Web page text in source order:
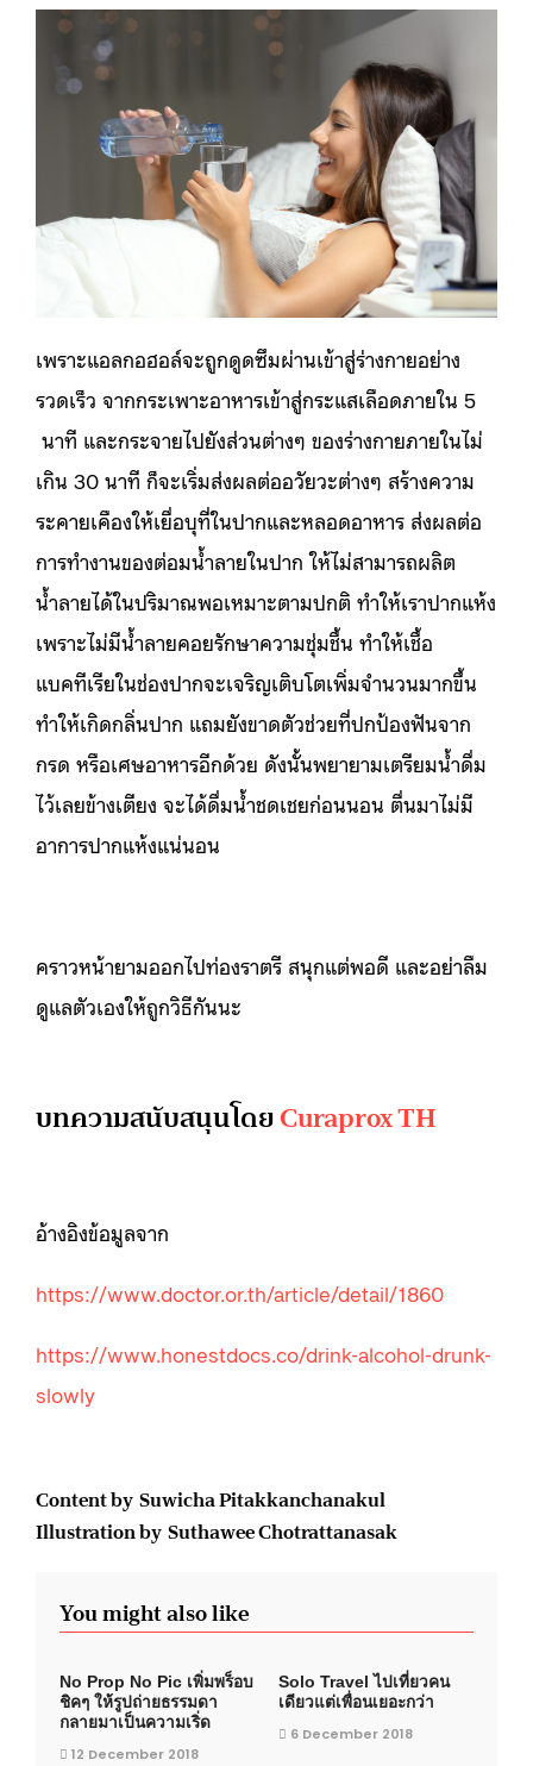
เพราะแอลกอฮอล์จะถูกดูดซึมผ่านเข้าสู่ร่างกายอย่าง
รวดเร็ว จากกระเพาะอาหารเข้าสู่กระแสเลือดภายใน 5
นาที และกระจายไปยังส่วนต่างๆ ของร่างกายภายในไม่
เกิน 30 นาที ก็จะเริ่มส่งผลต่ออวัยวะต่างๆ สร้างความ
ระคายเคืองให้เยื่อบุที่ในปากและหลอดอาหาร ส่งผลต่อ
การทำงานของต่อมน้ำลายในปาก ให้ไม่สามารถผลิต
น้ำลายได้ในปริมาณพอเหมาะตามปกติ ทำให้เราปากแห้ง
เพราะไม่มีน้ำลายคอยรักษาความชุ่มชื้น ทำให้เชื้อ
แบคทีเรียในช่องปากจะเจริญเติบโตเพิ่มจำนวนมากขึ้น
ทำให้เกิดกลิ่นปาก แถมยังขาดตัวช่วยที่ปกป้องฟันจาก
กรด หรือเศษอาหารอีกด้วย ดังนั้นพยายามเตรียมน้ำดื่ม
ไว้เลยข้างเตียง จะได้ดื่มน้ำชดเชยก่อนนอน ตื่นมาไม่มี
อาการปากแห้งแน่นอน
คราวหน้ายามออกไปท่องราตรี สนุกแต่พอดี และอย่าลืม
ดูแลตัวเองให้ถูกวิธีกันนะ
บทความสนับสนุนโดยCuraprox TH
อ้างอิงข้อมูลจาก
https://www.doctor.or.th/article/detail/1860
https://www.honestdocs.co/drink-alcohol-drunk-
slowly
Content by Suwicha Pitakkanchanakul
Illustration by Suthawee Chotrattanasak
You might also like
No Prop No Pic เพิ่มพร็อบ
ชิคๆ ให้รูปถ่ายธรรมดา
กลายมาเป็นความเริ่ด
12 December 2018
Solo Travel ไปเที่ยวคน
เดียวแต่เพื่อนเยอะกว่า
6 December 2018